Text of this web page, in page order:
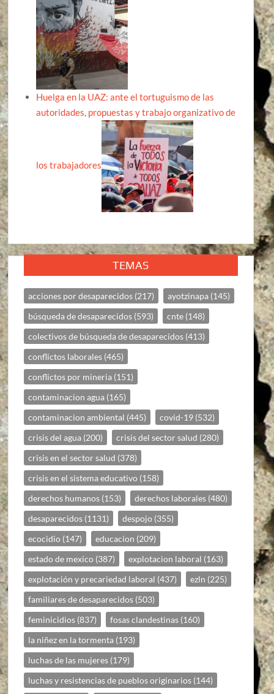
Huelga en la UAZ: ante el tortuguismo de las
autoridades, propuestas y trabajo organizativo de
los trabajadores
TEMAS
acciones por desaparecidos (217) ayotzinapa (145)
búsqueda de desaparecidos (593) cnte (148)
colectivos de búsqueda de desaparecidos (413)
conflictos laborales (465)
conflictos por mineria (151)
contaminacion agua (165)
contaminacion ambiental (445) covid-19 (532)
crisis del agua (200) crisis del sector salud (280)
crisis en el sector salud (378)
crisis en el sistema educativo (158)
derechos humanos (153) derechos laborales (480)
desaparecidos (1131) despojo (355)
ecocidio (147) educacion (209)
estado de mexico (387) explotacion laboral (163)
explotación y precariedad laboral (437) ezln (225)
familiares de desaparecidos (503)
feminicidios (837) fosas clandestinas (160)
la niñez en la tormenta (193)
luchas de las mujeres (179)
luchas y resistencias de pueblos originarios (144)